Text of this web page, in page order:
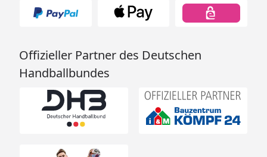
Offizieller Partner des Deutschen
Handballbundes